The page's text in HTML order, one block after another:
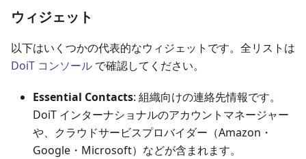
ウィジェット
以下はいくつかの代表的なウィジェットです。全リストは
DoiT コンソール で確認してください。
Essential Contacts: 組織向けの連絡先情報です。
DoiT インターナショナルのアカウントマネージャー
や、クラウドサービスプロバイダー（Amazon・
Google・Microsoft）などが含まれます。